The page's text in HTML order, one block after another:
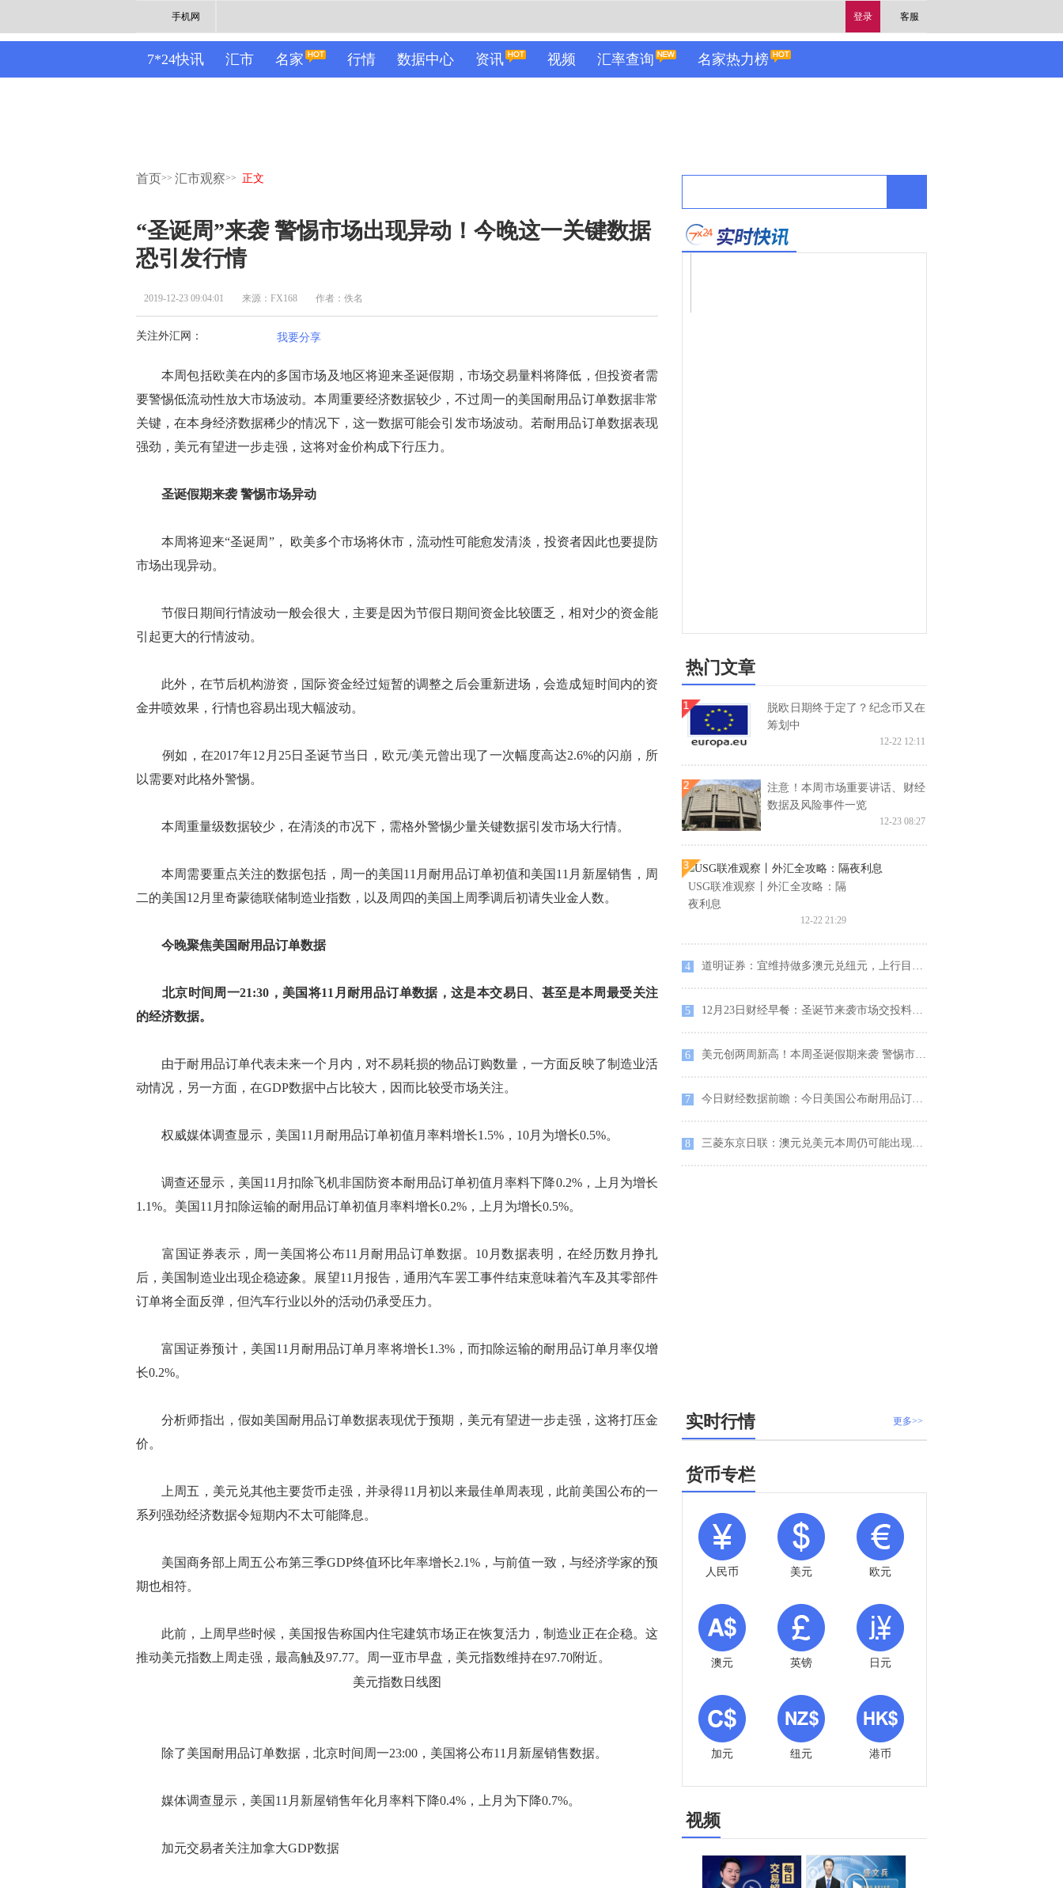
登录 客服
手机网
7*24快讯 汇市 名家 行情 数据中心 资讯 视频 汇率查询 名家热力榜
首页>> 汇市观察>> 正文
“圣诞周”来袭 警惕市场出现异动！今晚这一关键数据
恐引发行情
2019-12-23 09:04:01 来源：FX168 作者：佚名
关注外汇网： 我要分享
本周包括欧美在内的多国市场及地区将迎来圣诞假期，市场交易量料将降低，但投资者需
要警惕低流动性放大市场波动。本周重要经济数据较少，不过周一的美国耐用品订单数据非常
关键，在本身经济数据稀少的情况下，这一数据可能会引发市场波动。若耐用品订单数据表现
强劲，美元有望进一步走强，这将对金价构成下行压力。
圣诞假期来袭 警惕市场异动
本周将迎来“圣诞周”， 欧美多个市场将休市，流动性可能愈发清淡，投资者因此也要提防
市场出现异动。
节假日期间行情波动一般会很大，主要是因为节假日期间资金比较匮乏，相对少的资金能
引起更大的行情波动。
此外，在节后机构游资，国际资金经过短暂的调整之后会重新进场，会造成短时间内的资
金井喷效果，行情也容易出现大幅波动。
例如，在2017年12月25日圣诞节当日，欧元/美元曾出现了一次幅度高达2.6%的闪崩，所
以需要对此格外警惕。
本周重量级数据较少，在清淡的市况下，需格外警惕少量关键数据引发市场大行情。
本周需要重点关注的数据包括，周一的美国11月耐用品订单初值和美国11月新屋销售，周
二的美国12月里奇蒙德联储制造业指数，以及周四的美国上周季调后初请失业金人数。
今晚聚焦美国耐用品订单数据
北京时间周一21:30，美国将11月耐用品订单数据，这是本交易日、甚至是本周最受关注
的经济数据。
由于耐用品订单代表未来一个月内，对不易耗损的物品订购数量，一方面反映了制造业活
动情况，另一方面，在GDP数据中占比较大，因而比较受市场关注。
权威媒体调查显示，美国11月耐用品订单初值月率料增长1.5%，10月为增长0.5%。
调查还显示，美国11月扣除飞机非国防资本耐用品订单初值月率料下降0.2%，上月为增长
1.1%。美国11月扣除运输的耐用品订单初值月率料增长0.2%，上月为增长0.5%。
富国证券表示，周一美国将公布11月耐用品订单数据。10月数据表明，在经历数月挣扎
后，美国制造业出现企稳迹象。展望11月报告，通用汽车罢工事件结束意味着汽车及其零部件
订单将全面反弹，但汽车行业以外的活动仍承受压力。
富国证券预计，美国11月耐用品订单月率将增长1.3%，而扣除运输的耐用品订单月率仅增
长0.2%。
分析师指出，假如美国耐用品订单数据表现优于预期，美元有望进一步走强，这将打压金
价。
上周五，美元兑其他主要货币走强，并录得11月初以来最佳单周表现，此前美国公布的一
系列强劲经济数据令短期内不太可能降息。
美国商务部上周五公布第三季GDP终值环比年率增长2.1%，与前值一致，与经济学家的预
期也相符。
此前，上周早些时候，美国报告称国内住宅建筑市场正在恢复活力，制造业正在企稳。这
推动美元指数上周走强，最高触及97.77。周一亚市早盘，美元指数维持在97.70附近。
美元指数日线图
除了美国耐用品订单数据，北京时间周一23:00，美国将公布11月新屋销售数据。
媒体调查显示，美国11月新屋销售年化月率料下降0.4%，上月为下降0.7%。
加元交易者关注加拿大GDP数据
热门文章
脱欧日期终于定了？纪念币又在
筹划中
12-22 12:11
注意！本周市场重要讲话、财经
数据及风险事件一览
12-23 08:27
USG联准观察丨外汇全攻略：隔
夜利息
12-22 21:29
4 道明证券：宜维持做多澳元兑纽元，上行目标指向1.14
5 12月23日财经早餐：圣诞节来袭市场交投料清淡，关注日银纪要和中美数据！
6 美元创两周新高！本周圣诞假期来袭 警惕市场上演意外行情！
7 今日财经数据前瞻：今日美国公布耐用品订单月率
8 三菱东京日联：澳元兑美元本周仍可能出现乐观信号
更多>>
实时行情
货币专栏
人民币 美元 欧元
澳元 英镑 日元
加元 纽元 港币
视频